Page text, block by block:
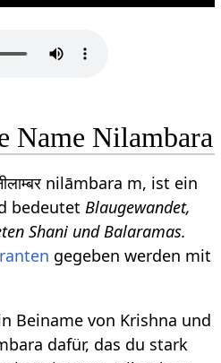
Name Nilambara
nilāmbara m, ist ein
bedeutetBlaugewandet,
Shani und Balaramas.
gegeben werden mit
Beiname von Krishna und
dafür, das du stark